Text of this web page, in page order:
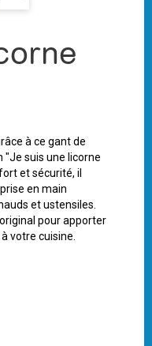
à ce gant de
"Je suis une licorne
et sécurité, il
en main
et ustensiles.
pour apporter
votre cuisine.